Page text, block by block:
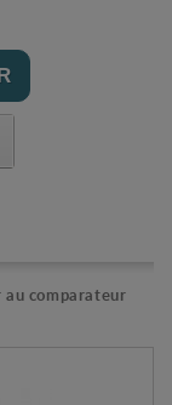
comparateur